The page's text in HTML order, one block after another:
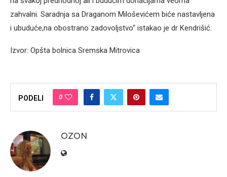
zahvalni. Saradnja sa Draganom Miloševićem biće nastavljena
i ubuduće,na obostrano zadovoljstvo“ istakao je dr Kendrišić.
Izvor: Opšta bolnica Sremska Mitrovica
PODELI 0
OZON